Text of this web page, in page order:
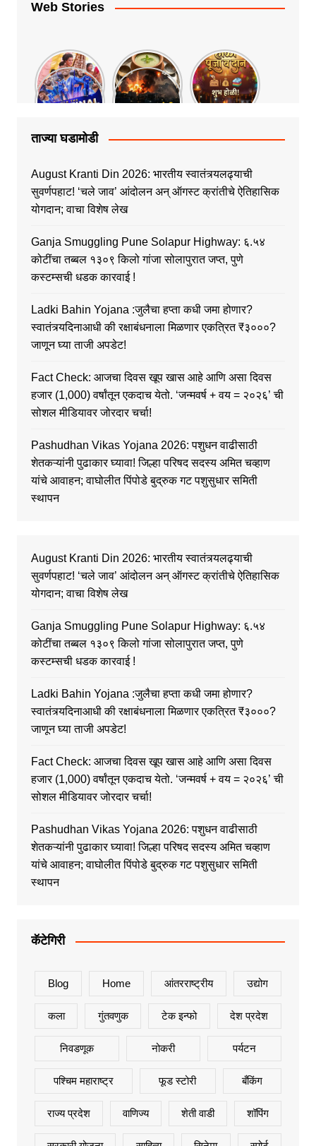
Web Stories
ताज्या घडामोडी
August Kranti Din 2026: भारतीय स्वातंत्र्यलढ्याची
सुवर्णपहाट! ‘चले जाव’ आंदोलन अन् ऑगस्ट क्रांतीचे ऐतिहासिक
योगदान; वाचा विशेष लेख
Ganja Smuggling Pune Solapur Highway: ६.५४
कोटींचा तब्बल १३०९ किलो गांजा सोलापुरात जप्त, पुणे
कस्टम्सची धडक कारवाई !
Ladki Bahin Yojana :जुलैचा हप्ता कधी जमा होणार?
स्वातंत्र्यदिनाआधी की रक्षाबंधनाला मिळणार एकत्रित ₹३०००?
जाणून घ्या ताजी अपडेट!
Fact Check: आजचा दिवस खूप खास आहे आणि असा दिवस
हजार (1,000) वर्षांतून एकदाच येतो. ‘जन्मवर्ष + वय = २०२६’ ची
सोशल मीडियावर जोरदार चर्चा!
Pashudhan Vikas Yojana 2026: पशुधन वाढीसाठी
शेतकऱ्यांनी पुढाकार घ्यावा! जिल्हा परिषद सदस्य अमित चव्हाण
यांचे आवाहन; वाघोलीत पिंपोडे बुद्रुक गट पशुसुधार समिती
स्थापन
August Kranti Din 2026: भारतीय स्वातंत्र्यलढ्याची
सुवर्णपहाट! ‘चले जाव’ आंदोलन अन् ऑगस्ट क्रांतीचे ऐतिहासिक
योगदान; वाचा विशेष लेख
Ganja Smuggling Pune Solapur Highway: ६.५४
कोटींचा तब्बल १३०९ किलो गांजा सोलापुरात जप्त, पुणे
कस्टम्सची धडक कारवाई !
Ladki Bahin Yojana :जुलैचा हप्ता कधी जमा होणार?
स्वातंत्र्यदिनाआधी की रक्षाबंधनाला मिळणार एकत्रित ₹३०००?
जाणून घ्या ताजी अपडेट!
Fact Check: आजचा दिवस खूप खास आहे आणि असा दिवस
हजार (1,000) वर्षांतून एकदाच येतो. ‘जन्मवर्ष + वय = २०२६’ ची
सोशल मीडियावर जोरदार चर्चा!
Pashudhan Vikas Yojana 2026: पशुधन वाढीसाठी
शेतकऱ्यांनी पुढाकार घ्यावा! जिल्हा परिषद सदस्य अमित चव्हाण
यांचे आवाहन; वाघोलीत पिंपोडे बुद्रुक गट पशुसुधार समिती
स्थापन
कॅटेगिरी
Blog Home आंतरराष्ट्रीय उद्योग
कला गुंतवणुक टेक इन्फो देश प्रदेश
निवडणूक नोकरी पर्यटन
पश्चिम महाराष्ट्र फूड स्टोरी बँकिंग
राज्य प्रदेश वाणिज्य शेती वाडी शॉपिंग